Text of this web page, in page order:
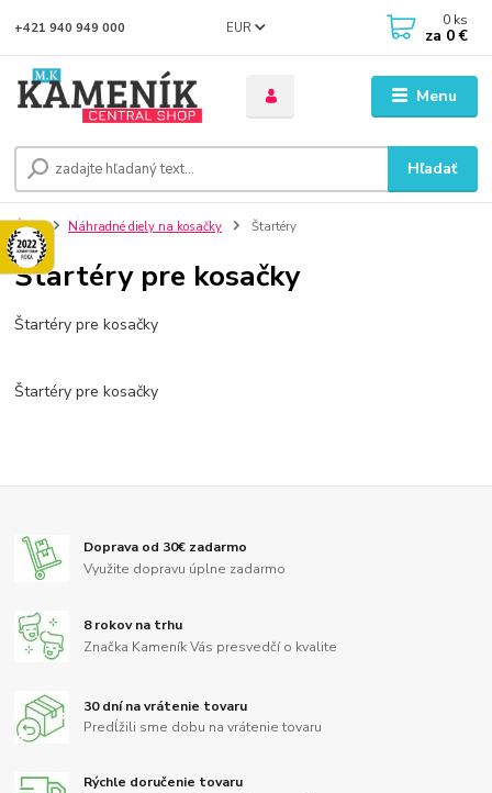
Menu
EUR
Hľadať
+421 940 949 000 0 ks
za 0 €
Úvod Náhradné diely na kosačky Štartéry
Štartéry pre kosačky
Štartéry pre kosačky
Štartéry pre kosačky
Doprava od 30€ zadarmo
Využite dopravu úplne zadarmo
8 rokov na trhu
Značka Kameník Vás presvedčí o kvalite
30 dní na vrátenie tovaru
Predĺžili sme dobu na vrátenie tovaru
Rýchle doručenie tovaru